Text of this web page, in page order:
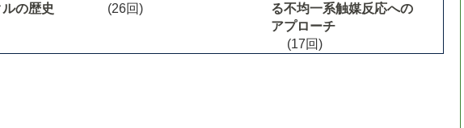
の歴史
(26回)
る不均一系触媒反応への
アプローチ
(17回)